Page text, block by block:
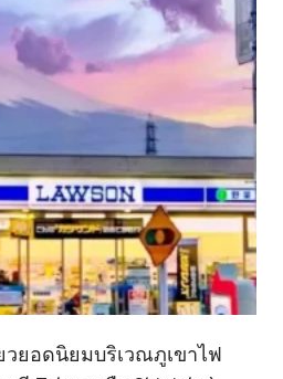
ยอดนิยมบริเวณภูเขาไฟ